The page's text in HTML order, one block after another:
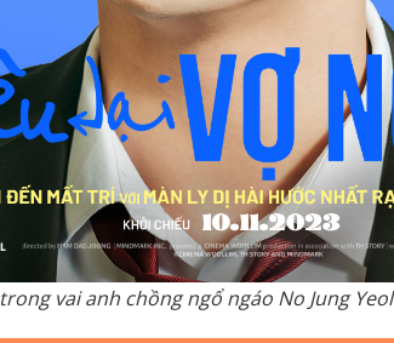
vai anh chồng ngổ ngáo No Jung Yeol